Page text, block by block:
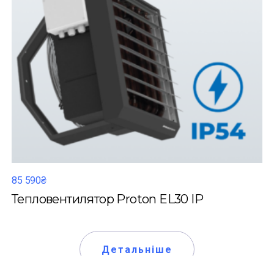
85 590₴
Тепловентилятор Proton EL30 IP
Детальніше